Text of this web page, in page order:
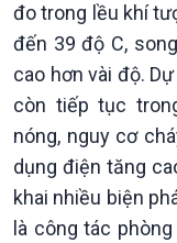
Xã hội
Tin Đời sống & Xã
360 độ Sức khỏe
Chuyển đổi Xanh
đo trong lều khí
đến 39 độ C,
cao hơn vài độ.
còn tiếp tục
nóng, nguy cơ
dụng điện tăng
khai nhiều biện
là công tác